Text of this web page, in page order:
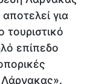
για
τουριστικό
επίπεδο
Λάρνακας».